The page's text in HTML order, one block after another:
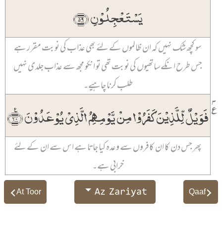
یَسۡتَعۡجِلُوۡنِ ﴿۵۹﴾
سو کچھ شک نہیں کہ ان ظالموں کے لئے بھی عذاب کی نوبت مقرر ہے
جس طرح انکے ساتھیوں کی نوبت تھی تو انکو مجھ سے عذاب جلدی نہیں
طلب کرنا چاہیے۔
فَوَیۡلٌ لِّلَّذِیۡنَ کَفَرُوۡا مِنۡ یَّوۡمِہِمُ الَّذِیۡ یُوۡعَدُوۡنَ ﴿٪۶۰﴾٪۳
پھر جس دن کا ان کافروں سے وعدہ کیا جاتا ہے اس سے ان کے لئے
خرابی ہے۔
Qaaf
Az Zariyat
At Toor